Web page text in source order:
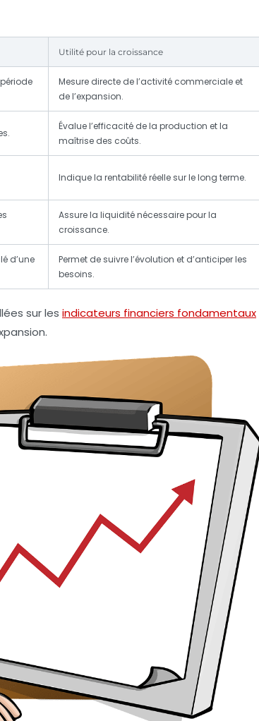
Utilité pour la croissance
Mesure directe de l’activité commerciale et
de l’expansion.
Évalue l’efficacité de la production et la
maîtrise des coûts.
Indique la rentabilité réelle sur le long terme.
Assure la liquidité nécessaire pour la
croissance.
d’une
Permet de suivre l’évolution et d’anticiper les
besoins.
sur les indicateurs financiers fondamentaux